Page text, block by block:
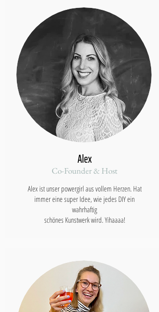
Co-Founder & Host
Alex
Alex ist unser powergirl aus vollem Herzen. Hat
immer eine super Idee, wie jedes DIY ein
wahrhaftig
schönes Kunstwerk wird. Yihaaaa!